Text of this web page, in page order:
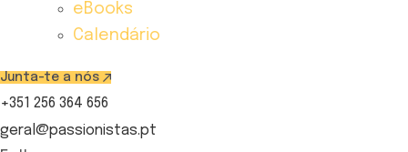
eBooks
Calendário
Junta-te a nós
+351 256 364 656
geral@passionistas.pt